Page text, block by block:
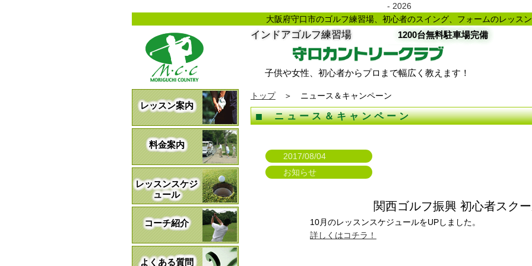
- 2026
大阪府守口市のゴルフ練習場、初心者のスイング、フォームのレッスン
インドアゴルフ練習場 1200台無料駐車場完備
子供や女性、初心者からプロまで幅広く教えます！
トップ＞ ニュース＆キャンペーン
ニュース＆キャンペーン
2017/08/04
お知らせ
関西ゴルフ振興 初心者スク
10月のレッスンスケジュールをUPしました。
詳しくはコチラ！
レッスン案内
料金案内
レッスンスケジ
ュール
コーチ紹介
よくある質問